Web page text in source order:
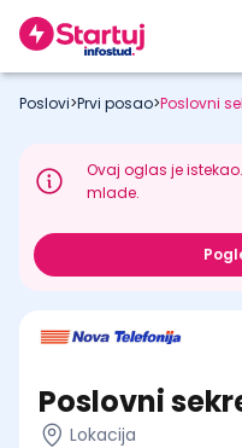
Poslovi>Prvi posao>Poslovni
Ovaj oglas je
mlade.
Poslovni
Lokacija